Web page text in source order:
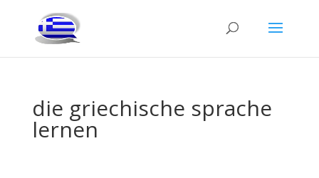
die griechische sprache
lernen